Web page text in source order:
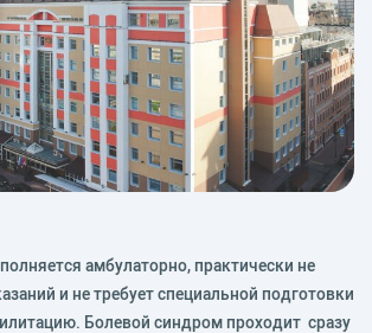
амбулаторно, практически не
и не требует специальной подготовки
Болевой синдром проходит сразу